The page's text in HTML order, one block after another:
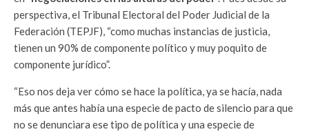
perspectiva, el Tribunal Electoral del Poder Judicial de la
Federación (TEPJF), “como muchas instancias de justicia,
tienen un 90% de componente político y muy poquito de
componente jurídico”.
“Eso nos deja ver cómo se hace la política, ya se hacía, nada
más que antes había una especie de pacto de silencio para que
no se denunciara ese tipo de política y una especie de